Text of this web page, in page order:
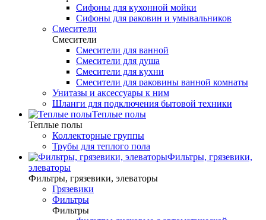
Сифоны для кухонной мойки
Сифоны для раковин и умывальников
Смесители
Смесители
Смесители для ванной
Смесители для душа
Смесители для кухни
Смесители для раковины ванной комнаты
Унитазы и аксессуары к ним
Шланги для подключения бытовой техники
Теплые полы
Теплые полы
Коллекторные группы
Трубы для теплого пола
Фильтры, грязевики,
элеваторы
Фильтры, грязевики, элеваторы
Грязевики
Фильтры
Фильтры